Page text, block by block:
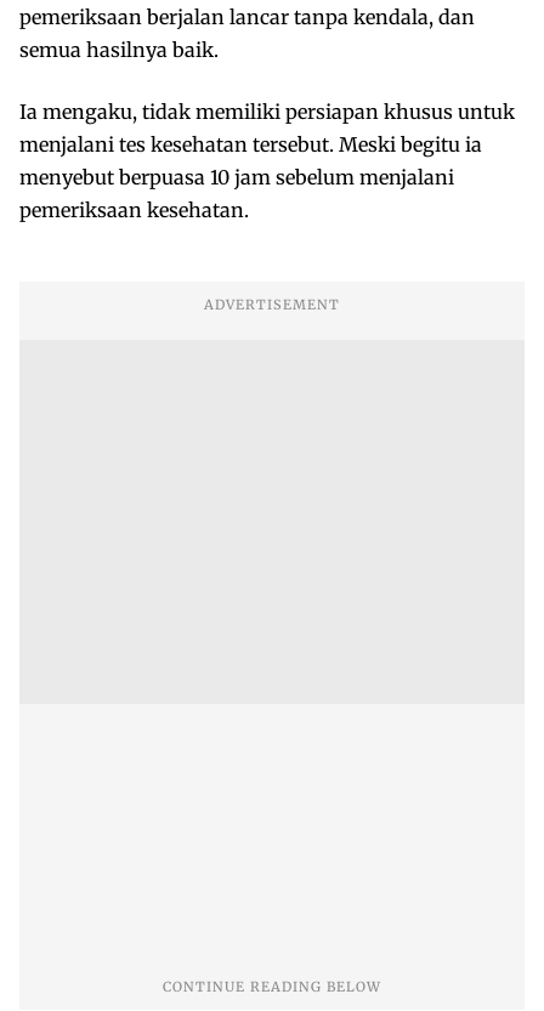
pemeriksaan berjalan lancar tanpa kendala, dan
semua hasilnya baik.
Ia mengaku, tidak memiliki persiapan khusus untuk
menjalani tes kesehatan tersebut. Meski begitu ia
menyebut berpuasa 10 jam sebelum menjalani
pemeriksaan kesehatan.